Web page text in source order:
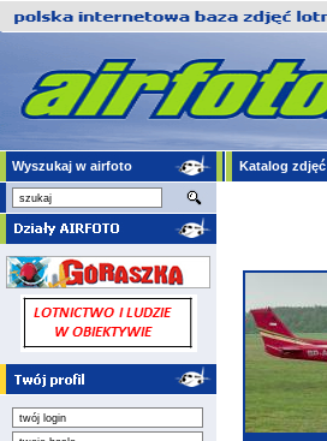
Wyszukaj w airfoto Katalog zdjęć